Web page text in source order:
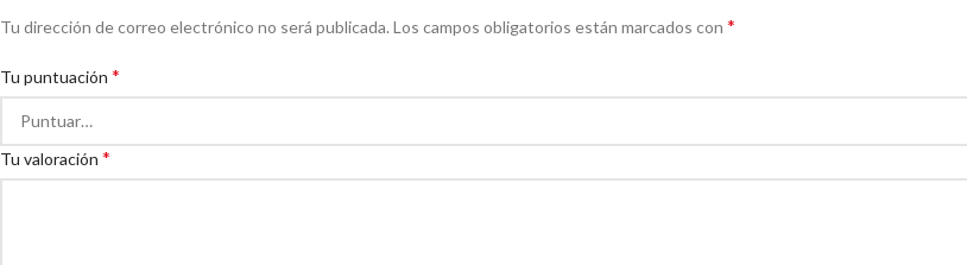
Tu dirección de correo electrónico no será publicada. Los campos obligatorios están marcados con *
Tu puntuación *
Tu valoración *